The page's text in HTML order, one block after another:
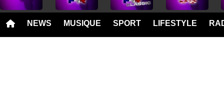
NEWS MUSIQUE SPORT LIFESTYLE